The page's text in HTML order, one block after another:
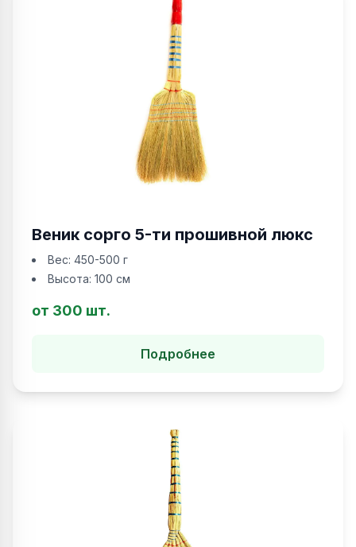
Веник сорго 5-ти прошивной люкс
Вес: 450-500 г
Высота: 100 см
от 300 шт.
Подробнее